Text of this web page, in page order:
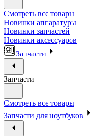
Смотреть все товары
Новинки аппаратуры
Новинки запчастей
Новинки аксессуаров
Запчасти
Запчасти
Смотреть все товары
Запчасти для ноутбуков